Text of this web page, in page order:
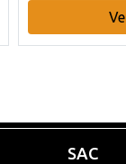
SAC